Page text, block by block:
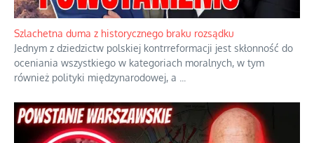
Szlachetna duma z historycznego braku rozsądku
Jednym z dziedzictw polskiej kontrreformacji jest skłonność do
oceniania wszystkiego w kategoriach moralnych, w tym
również polityki międzynarodowej, a